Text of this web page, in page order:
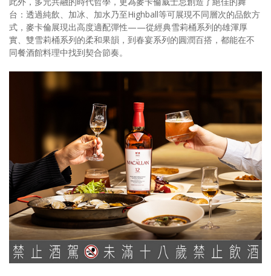
台：透過純飲、加冰、加水乃至Highball等可展現不同層次的品飲方
式，麥卡倫展現出高度適配彈性——從經典雪莉桶系列的雄渾厚
實、雙雪莉桶系列的柔和果韻，到春宴系列的圓潤百搭，都能在不
同餐酒館料理中找到契合節奏。